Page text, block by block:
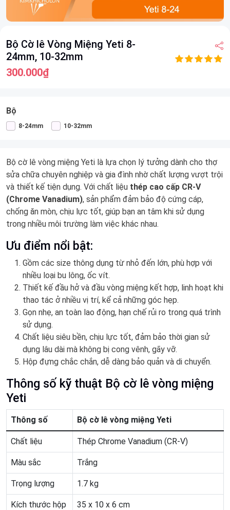
of
Bộ Cờ lê Vòng Miệng Yeti 8-
24mm, 10-32mm
300.000₫
Bộ
8-24mm 10-32mm
Bộ cờ lê vòng miệng Yeti là lựa chọn lý tưởng dành cho thợ
sửa chữa chuyên nghiệp và gia đình nhờ chất lượng vượt trội
và thiết kế tiện dụng. Với chất liệu thép cao cấp CR-V
(Chrome Vanadium), sản phẩm đảm bảo độ cứng cáp,
chống ăn mòn, chịu lực tốt, giúp bạn an tâm khi sử dụng
trong nhiều môi trường làm việc khác nhau.
Ưu điểm nổi bật:
Gồm các size thông dụng từ nhỏ đến lớn, phù hợp với
nhiều loại bu lông, ốc vít.
Thiết kế đầu hở và đầu vòng miệng kết hợp, linh hoạt khi
thao tác ở nhiều vị trí, kể cả những góc hẹp.
Gọn nhẹ, an toàn lao động, hạn chế rủi ro trong quá trình
sử dụng.
Chất liệu siêu bền, chịu lực tốt, đảm bảo thời gian sử
dụng lâu dài mà không bị cong vênh, gãy vỡ.
Hộp đựng chắc chắn, dễ dàng bảo quản và di chuyển.
Thông số kỹ thuật Bộ cờ lê vòng miệng
Yeti
Thông số Bộ cờ lê vòng miệng Yeti
Chất liệu Thép Chrome Vanadium (CR-V)
Màu sắc Trắng
Trọng lượng 1.7 kg
Kích thước hộp
35 x 10 x 6 cm